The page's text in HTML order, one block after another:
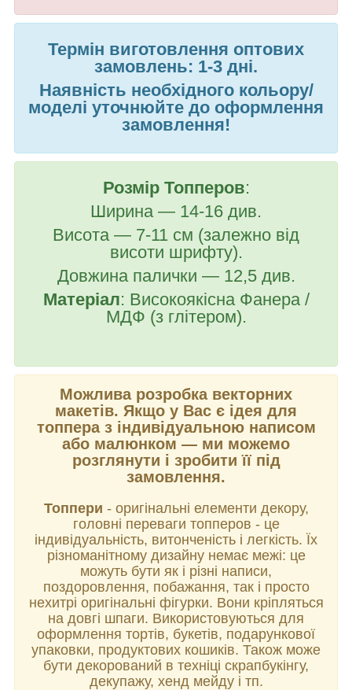
Термін виготовлення оптових
замовлень: 1-3 дні.
Наявність необхідного кольору/
моделі уточнюйте до оформлення
замовлення!
Розмір Топперов:
Ширина — 14-16 див.
Висота — 7-11 см (залежно від
висоти шрифту).
Довжина палички — 12,5 див.
Матеріал: Високоякісна Фанера /
МДФ (з глітером).
Можлива розробка векторних
макетів. Якщо у Вас є ідея для
топпера з індивідуальною написом
або малюнком — ми можемо
розглянути і зробити її під
замовлення.
Топпери - оригінальні елементи декору,
головні переваги топперов - це
індивідуальність, витонченість і легкість. Їх
різноманітному дизайну немає межі: це
можуть бути як і різні написи,
поздоровлення, побажання, так і просто
нехитрі оригінальні фігурки. Вони кріпляться
на довгі шпаги. Використовуються для
оформлення тортів, букетів, подарункової
упаковки, продуктових кошиків. Також може
бути декорований в техніці скрапбукінгу,
декупажу, хенд мейду і тп.